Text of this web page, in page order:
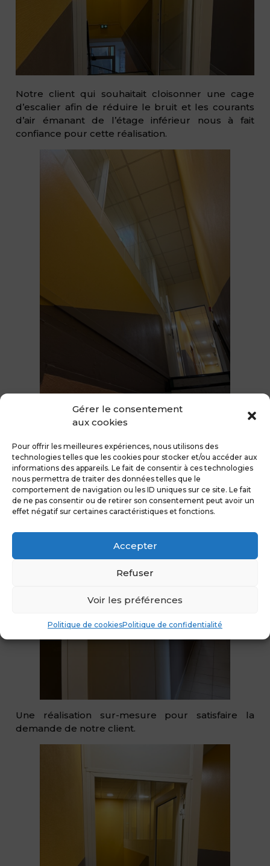
Gérer le consentement
aux cookies
Pour offrir les meilleures expériences, nous utilisons des
technologies telles que les cookies pour stocker et/ou accéder aux
informations des appareils. Le fait de consentir à ces technologies
nous permettra de traiter des données telles que le
comportement de navigation ou les ID uniques sur ce site. Le fait
de ne pas consentir ou de retirer son consentement peut avoir un
effet négatif sur certaines caractéristiques et fonctions.
Accepter
Refuser
Voir les préférences
Politique de cookiesPolitique de confidentialité
Notre client qui souhaitait cloisonner une cage
d’escalier afin de réduire le bruit et les courants
d’air émanant de l’étage inférieur nous à fait
confiance pour cette réalisation.
Nous avons adapté une structure vitrée en
Une réalisation sur-mesure pour satisfaire la
demande de notre client.